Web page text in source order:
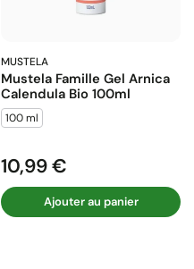
MUSTELA
Mustela Famille Gel Arnica
Calendula Bio 100ml
100 ml
Prix
10,99 €
Ajouter au panier